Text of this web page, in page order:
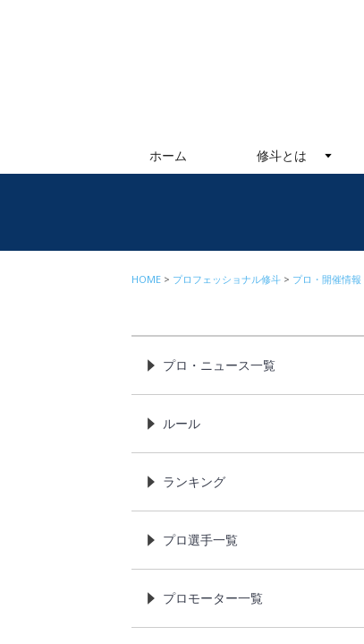
ホーム 修斗とは
HOME プロフェッショナル修斗 プロ・開催情報
プロ・ニュース一覧
ルール
ランキング
プロ選手一覧
プロモーター一覧